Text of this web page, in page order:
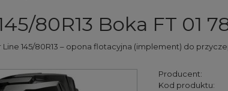
80R13 Boka FT 01
Line 145/80R13 – opona flotacyjna (implement) do
Producent:
Kod produktu: